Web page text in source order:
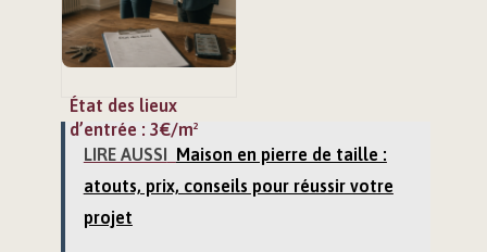
État des lieux
d’entrée : 3€/m²
max et 10 jours
pour contester les
oublis
LIRE AUSSI
Maison en pierre de taille :
atouts, prix, conseils pour réussir votre
projet